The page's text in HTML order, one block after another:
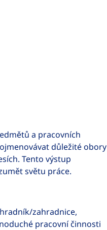
a pracovních
důležité obory
Tento výstup
světu práce.
zahradnice,
pracovní činnosti